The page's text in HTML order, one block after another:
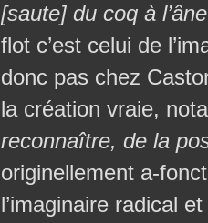
[saute] du coq à
flot c’est celui de
donc pas chez
la création vraie,
reconnaître, de la
originellement a-
l’imaginaire radical